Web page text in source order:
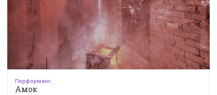
Перформанс
Амок